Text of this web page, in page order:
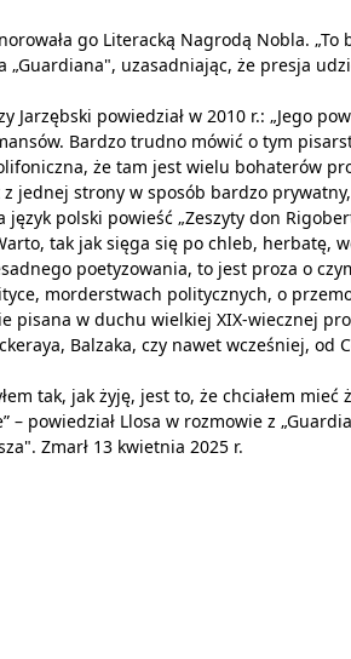
go Literacką Nagrodą Nobla.
„Guardiana", uzasadniając, że presja
Jarzębski powiedział w 2010 r.: „Jego
Bardzo trudno mówić o tym
że tam jest wielu bohaterów
z jednej strony w sposób bardzo
język polski powieść „Zeszyty don
tak jak sięga się po chleb,
poetyzowania, to jest proza o
morderstwach politycznych, o
pisana w duchu wielkiej XIX-wiecznej
Balzaka, czy nawet wcześniej, od
tak, jak żyję, jest to, że chciałem
powiedział Llosa w rozmowie z
Zmarł 13 kwietnia 2025 r.